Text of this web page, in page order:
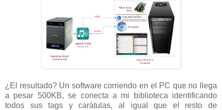
¿El resultado? Un software corriendo en el PC que no llega
a pesar 500KB, se conecta a mi biblioteca identificando
todos sus tags y carátulas, al igual que el resto de